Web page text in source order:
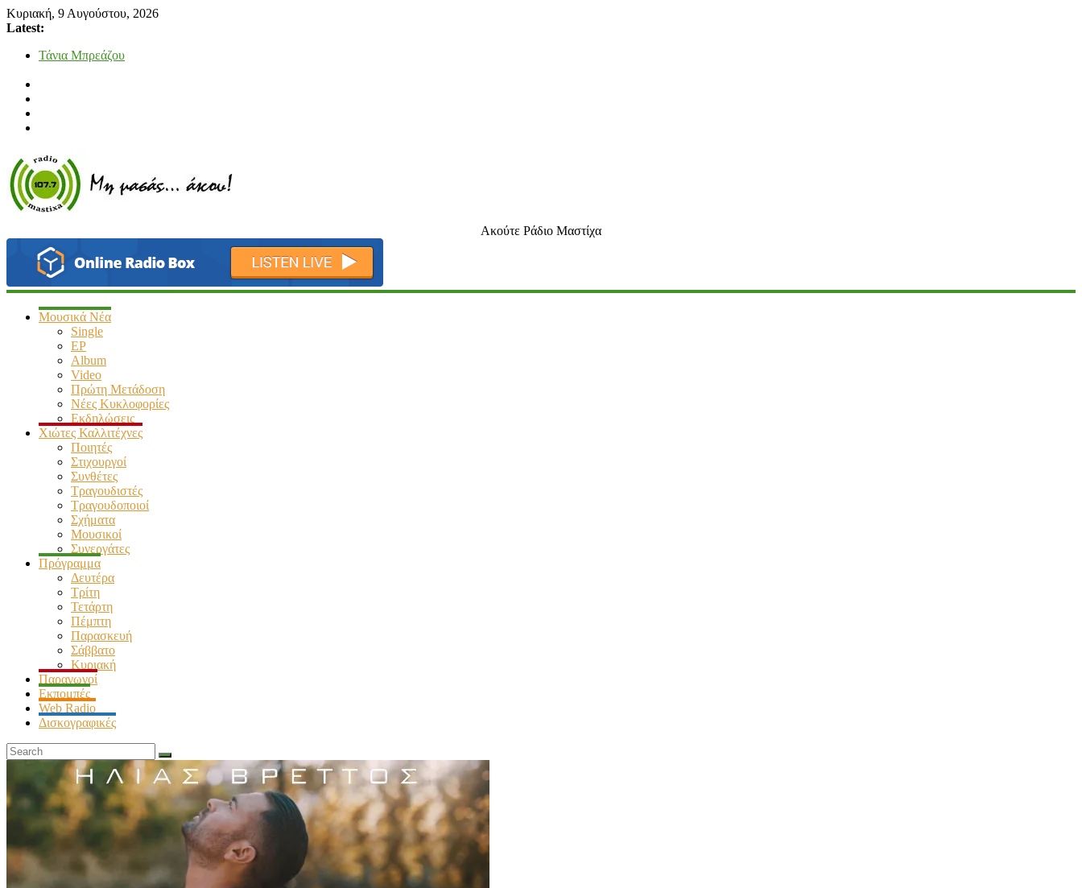
Κυριακή, 9 Αυγούστου, 2026
Latest:
Bliss
radiomastixa.gr
μασάς…
Ακούτε Ράδιο Μαστίχα
Μουσικά Νέα
Single
EP
Album
Video
Πρώτη Μετάδοση
Νέες Κυκλοφορίες
Εκδηλώσεις
Χιώτες Καλλιτέχνες
Ποιητές
Στιχουργοί
Συνθέτες
Τραγουδιστές
Τραγουδοποιοί
Σχήματα
Μουσικοί
Συνεργάτες
Πρόγραμμα
Δευτέρα
Τρίτη
Τετάρτη
Πέμπτη
Παρασκευή
Σάββατο
Κυριακή
Παραγωγοί
Εκπομπές
Web Radio
Δισκογραφικές